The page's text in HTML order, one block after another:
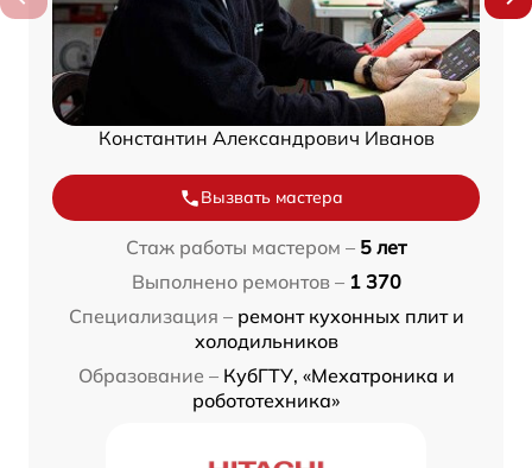
Константин Александрович Иванов
Вызвать мастера
Стаж работы мастером – 5 лет
Выполнено ремонтов – 1 370
Специализация – ремонт кухонных плит и
холодильников
Образование – КубГТУ, «Мехатроника и
робототехника»